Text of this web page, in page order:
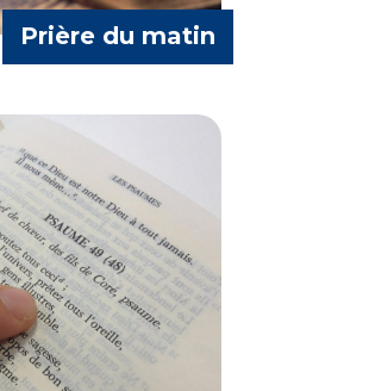
Prière du matin
Divers